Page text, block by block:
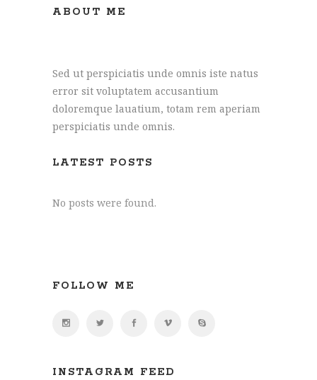
ABOUT ME
Sed ut perspiciatis unde omnis iste natus
error sit voluptatem accusantium
doloremque lauatium, totam rem aperiam
perspiciatis unde omnis.
LATEST POSTS
No posts were found.
FOLLOW ME
INSTAGRAM FEED